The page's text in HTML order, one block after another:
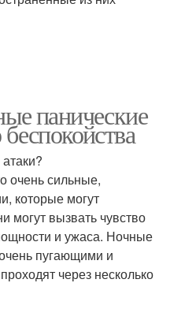
панические
очень сильные,
которые могут
могут вызвать чувство
и ужаса. Ночные
пугающими и
через несколько